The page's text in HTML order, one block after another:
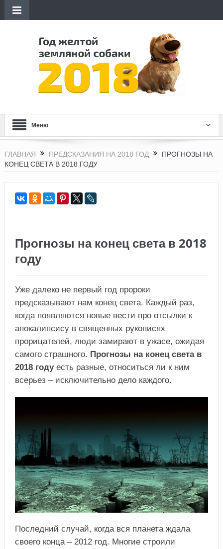
Меню
ГЛАВНАЯ ПРЕДСКАЗАНИЯ НА 2018 ГОД
ПРОГНОЗЫ НА
КОНЕЦ СВЕТА В 2018 ГОДУ
Прогнозы на конец света в 2018
году
Уже далеко не первый год пророки
предсказывают нам конец света. Каждый раз,
когда появляются новые вести про отсылки к
апокалипсису в священных рукописях
прорицателей, люди замирают в ужасе, ожидая
самого страшного. Прогнозы на конец света в
2018 годуесть разные, относиться ли к ним
всерьез – исключительно дело каждого.
Последний случай, когда вся планета ждала
своего конца – 2012 год. Многие строили